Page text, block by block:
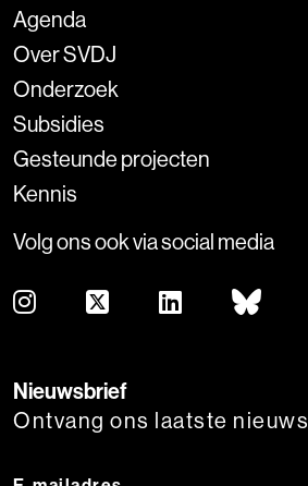
Agenda
Over SVDJ
Onderzoek
Subsidies
Gesteunde projecten
Kennis
Volg ons ook via social media
Nieuwsbrief
Ontvang ons laatste nieuws